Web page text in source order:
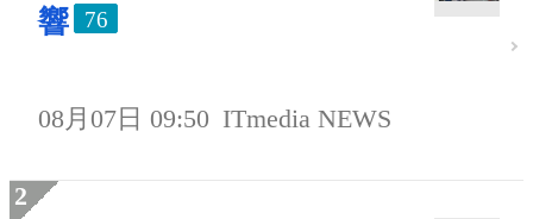
響
76
08月07日 09:50 ITmedia NEWS